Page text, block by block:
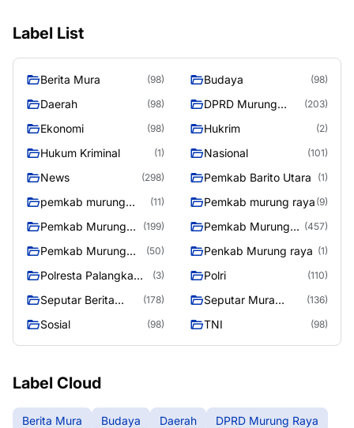
Label List
Berita Mura (98) Budaya (98)
Daerah (98)
DPRD Murung
(203)
Ekonomi (98) Hukrim (2)
Hukum Kriminal (1) Nasional (101)
News (298) Pemkab Barito Utara (1)
pemkab murung
(11) Pemkab murung raya (9)
Pemkab Murung
(199)
Pemkab Murung
(457)
Pemkab Murung
(50) Penkab Murung raya (1)
Polresta Palangka
(3) Polri (110)
Seputar Berita
(178)
Seputar Mura
(136)
Sosial (98) TNI (98)
Label Cloud
Berita Mura Budaya Daerah
DPRD Murung Raya